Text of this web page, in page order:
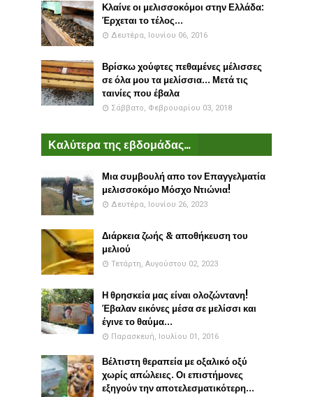
Κλαίνε οι μελισσοκόμοι στην Ελλάδα:
Έρχεται το τέλος...
Δευτέρα, Ιουνίου 06, 2016
Βρίσκω χούφτες πεθαμένες μέλισσες
σε όλα μου τα μελίσσια... Μετά τις
ταινίες που έβαλα
Σάββατο, Φεβρουαρίου 03, 2018
Καλύτερα της εβδομάδας...
Μια συμβουλή απο τον Επαγγελματία
μελισσοκόμο Μόσχο Ντιώνια!
Δευτέρα, Ιουνίου 26, 2023
Διάρκεια ζωής & αποθήκευση του
μελιού
Τετάρτη, Αυγούστου 02, 2023
Η θρησκεία μας είναι ολοζώντανη!
Έβαλαν εικόνες μέσα σε μελίσσι και
έγινε το θαύμα...
Παρασκευή, Ιουλίου 01, 2016
Βέλτιστη θεραπεία με οξαλικό οξύ
χωρίς απώλειες. Οι επιστήμονες
εξηγούν την αποτελεσματικότερη...